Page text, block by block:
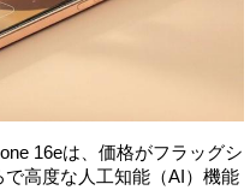
16eは、価格がフラッグシ
高度な人工知能（AI）機能